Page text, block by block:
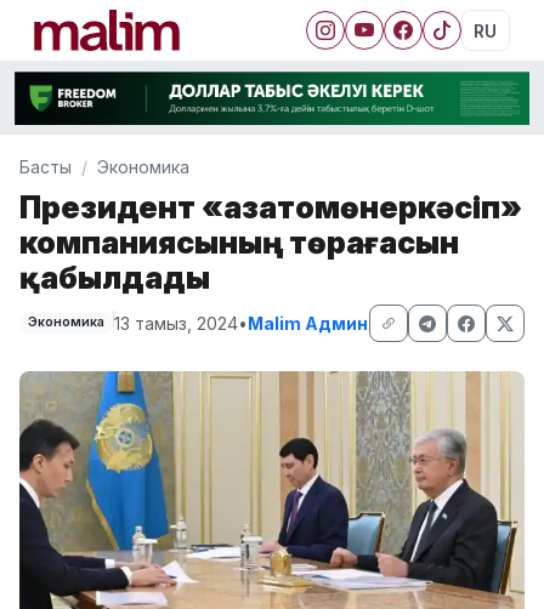
RU
Басты Экономика
Президент «Қазатомөнеркәсіп»
компаниясының төрағасын
қабылдады
Экономика 13 тамыз, 2024•Malim Админ